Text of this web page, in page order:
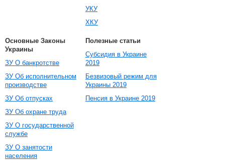
УКУ
ХКУ
Основные Законы
Украины
ЗУ О банкротстве
ЗУ Об исполнительном
производстве
ЗУ Об отпусках
ЗУ Об охране труда
ЗУ О государственной
службе
ЗУ О занятости
населения
Полезные статьи
Субсидия в Украине
2019
Безвизовый режим для
Украины 2019
Пенсия в Украине 2019